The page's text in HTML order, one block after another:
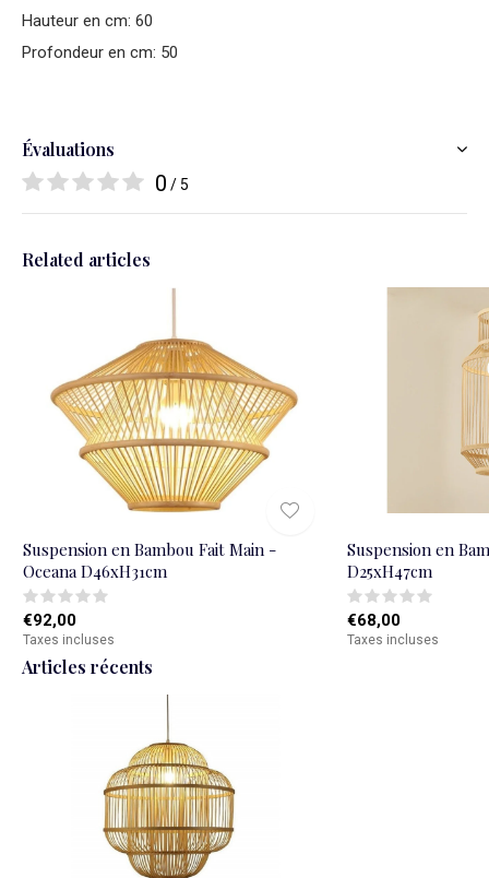
Hauteur en cm: 60
Profondeur en cm: 50
Évaluations
0 / 5
Related articles
Suspension en Bambou Fait Main -
Oceana D46xH31cm
€92,00
Taxes incluses
Suspension en
D25xH47cm
€68,00
Taxes incluses
Articles récents